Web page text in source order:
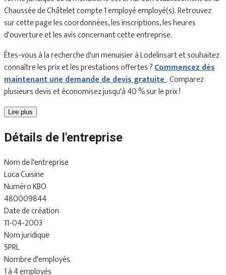
Chaussée de Châtelet compte 1 employé employé(s). Retrouvez
sur cette page les coordonnées, les inscriptions, les heures
d'ouverture et les avis concernant cette entreprise.
Êtes-vous à la recherche d'un menuisier à Lodelinsart et souhaitez
connaître les prix et les prestations offertes ?Commencez dès
maintenant une demande de devis gratuite. Comparez
plusieurs devis et économisez jusqu'à 40 % sur le prix !
Lire plus
Détails de l'entreprise
Nom de l'entreprise
Luca Cuisine
Numéro KBO
480009844
Date de création
11-04-2003
Nom juridique
SPRL
Nombre d'employés
1 à 4 employés